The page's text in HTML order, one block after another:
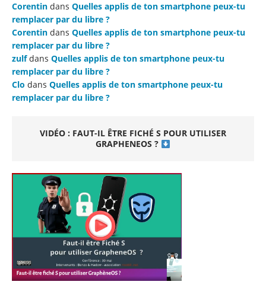
Corentin dans Quelles applis de ton smartphone peux-tu
remplacer par du libre ?
Corentin dans Quelles applis de ton smartphone peux-tu
remplacer par du libre ?
zulfdans Quelles applis de ton smartphone peux-tu
remplacer par du libre ?
Clo dans Quelles applis de ton smartphone peux-tu
remplacer par du libre ?
VIDÉO : FAUT-IL ÊTRE FICHÉ S POUR UTILISER
GRAPHENEOS ?